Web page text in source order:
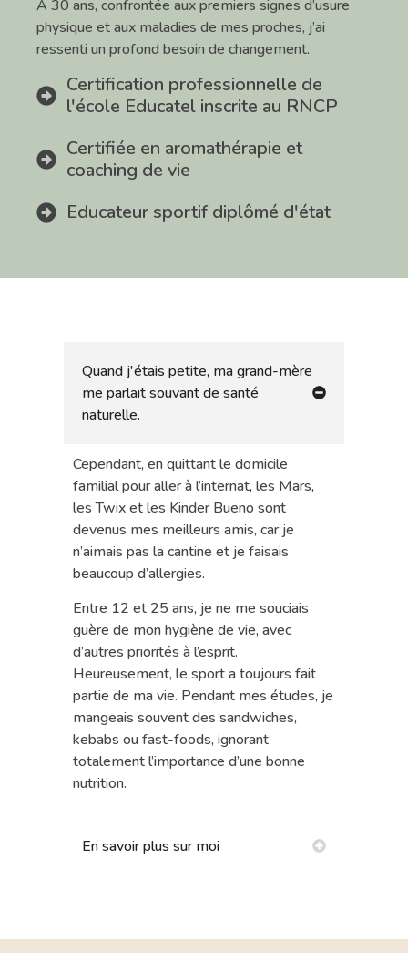
À 30 ans, confrontée aux premiers signes d’usure
physique et aux maladies de mes proches, j’ai
ressenti un profond besoin de changement.
Certification professionnelle de
l'école Educatel inscrite au RNCP
Certifiée en aromathérapie et
coaching de vie
Educateur sportif diplômé d'état
Quand j'étais petite, ma grand-mère
me parlait souvant de santé
naturelle.
Cependant, en quittant le domicile
familial pour aller à l’internat, les Mars,
les Twix et les Kinder Bueno sont
devenus mes meilleurs amis, car je
n’aimais pas la cantine et je faisais
beaucoup d’allergies.
Entre 12 et 25 ans, je ne me souciais
guère de mon hygiène de vie, avec
d’autres priorités à l’esprit.
Heureusement, le sport a toujours fait
partie de ma vie. Pendant mes études, je
mangeais souvent des sandwiches,
kebabs ou fast-foods, ignorant
totalement l’importance d’une bonne
nutrition.
En savoir plus sur moi